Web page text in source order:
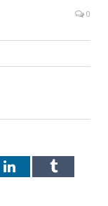
0
LinkedInTumblr